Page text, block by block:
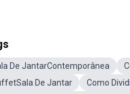
De JantarContemporânea
De Jantar
Como